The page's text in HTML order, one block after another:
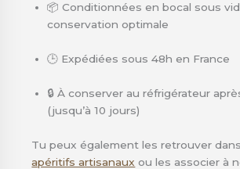
📦 Conditionnées en bocal sous
conservation optimale
🕒 Expédiées sous 48h en France
🔒 À conserver au réfrigérateur
(jusqu’à 10 jours)
Tu peux également les retrouver
apéritifs artisanaux ou les associer à